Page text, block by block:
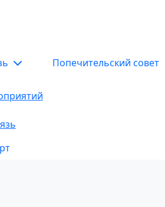
Попечительский совет